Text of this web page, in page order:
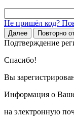
Не пришёл код?
Далее Повторно
Подтверждение
Спасибо!
Вы
Информация о
на электронную